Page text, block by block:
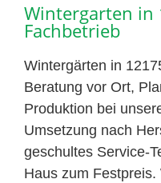
Wintergarten in
Fachbetrieb
Wintergärten in
Beratung vor Ort,
Produktion bei
Umsetzung nach
geschultes Service-
Haus zum